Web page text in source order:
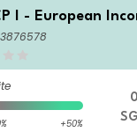
I - European
H Inc
+50%